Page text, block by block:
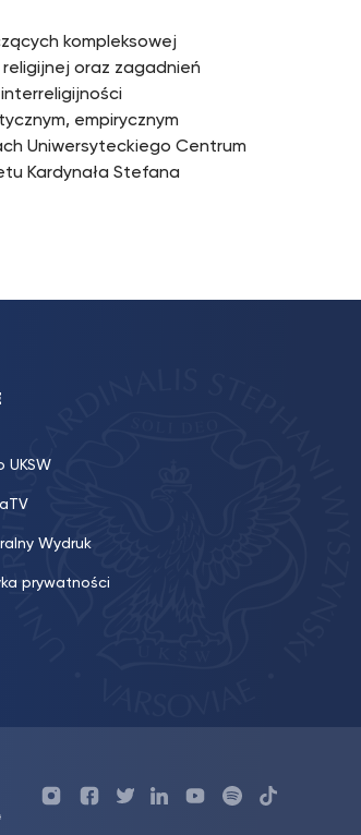
kompleksowej
oraz zagadnień
empirycznym
Uniwersyteckiego Centrum
Kardynała Stefana
UKSW
Wydruk
prywatności
Profil ProfilProfilProfil UKSWProfilUKSW